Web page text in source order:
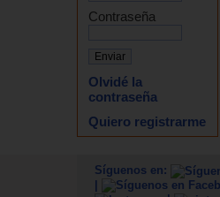
Contraseña
Olvidé la
contraseña
Quiero registrarme
Síguenos en:
|